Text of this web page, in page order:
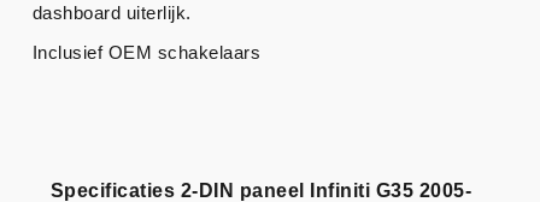
Specificaties 2-DIN paneel Infiniti G35 2005-
dashboard uiterlijk.
Inclusief OEM schakelaars